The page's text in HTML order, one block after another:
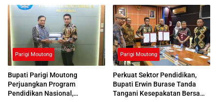
Parigi Moutong
Bupati Parigi Moutong
Perjuangkan Program
Pendidikan Nasional,
Parigi Moutong
Perkuat Sektor Pendidikan,
Bupati Erwin Burase Tanda
Tangani Kesepakatan Bersama